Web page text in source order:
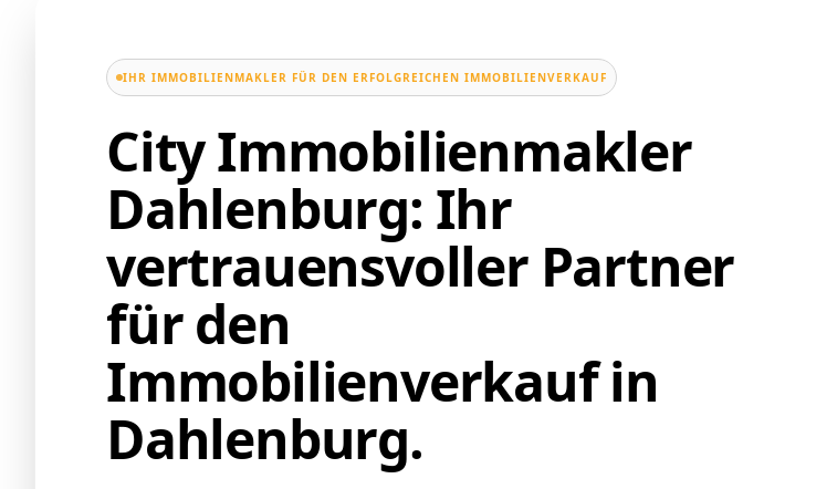
IHR IMMOBILIENMAKLER FÜR DEN ERFOLGREICHEN IMMOBILIENVERKAUF
City Immobilienmakler
Dahlenburg: Ihr
vertrauensvoller Partner
für den
Immobilienverkauf in
Dahlenburg.